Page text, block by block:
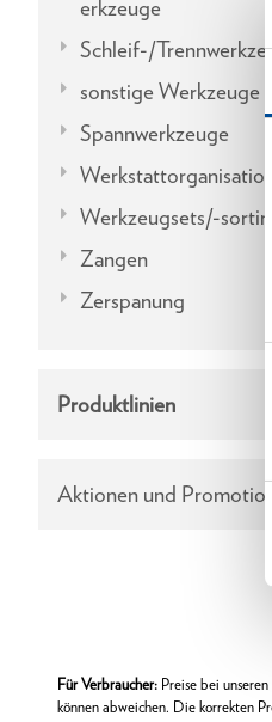
erkzeuge
Schleif-/
sonstige Werkzeuge
Spannwerkzeuge
Werkstattorganisation
Werkzeugsets/-
Zangen
Zerspanung
Produktlinien
Aktionen und Promotions
Für Verbraucher: Preise bei
können abweichen. Die korrekten